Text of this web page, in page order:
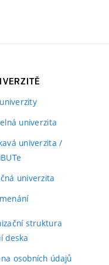
univerzita
univerzita /
univerzita
struktura
deska
osobních údajů